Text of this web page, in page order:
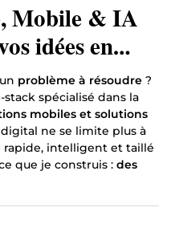
Mobile & IA
idées en
performent
problème à résoudre ?
spécialisé dans la
mobiles et solutions
ne se limite plus à
que je construis : des